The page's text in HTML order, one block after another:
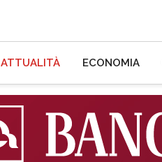
ATTUALITÀ ECONOMIA